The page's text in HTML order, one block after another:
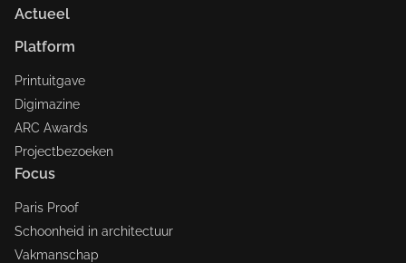
Actueel
Platform
Printuitgave
Digimazine
ARC Awards
Projectbezoeken
Focus
Paris Proof
Schoonheid in architectuur
Vakmanschap